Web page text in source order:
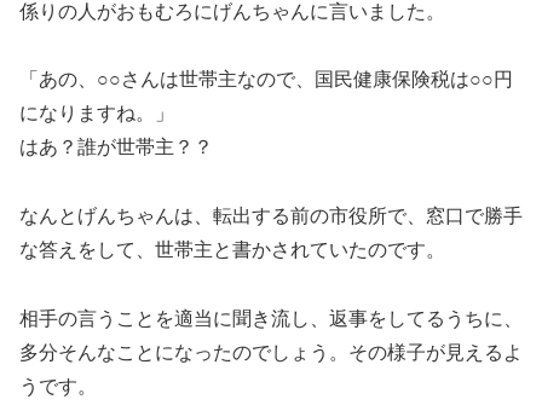
係りの人がおもむろにげんちゃんに言いました。
「あの、○○さんは世帯主なので、国民健康保険税は○○円
になりますね。」
はあ？誰が世帯主？？
なんとげんちゃんは、転出する前の市役所で、窓口で勝手
な答えをして、世帯主と書かされていたのです。
相手の言うことを適当に聞き流し、返事をしてるうちに、
多分そんなことになったのでしょう。その様子が見えるよ
うです。